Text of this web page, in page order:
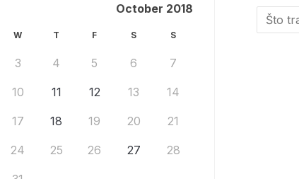
October 2018
W T F S S
3 4 5 6 7
10 11 12 13 14
17 18 19 20 21
24 25 26 27 28